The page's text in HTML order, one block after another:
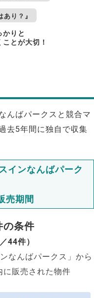
あり？』
かりと
とが大切！
んばパークスと競合マ
去5年間に独自で収集
インなんばパーク
売期間
条件
44件）
なんばパークス」から
販売された物件